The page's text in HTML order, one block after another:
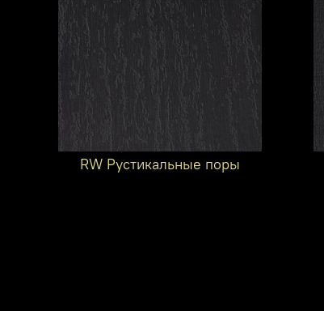
RW Рустикальные поры